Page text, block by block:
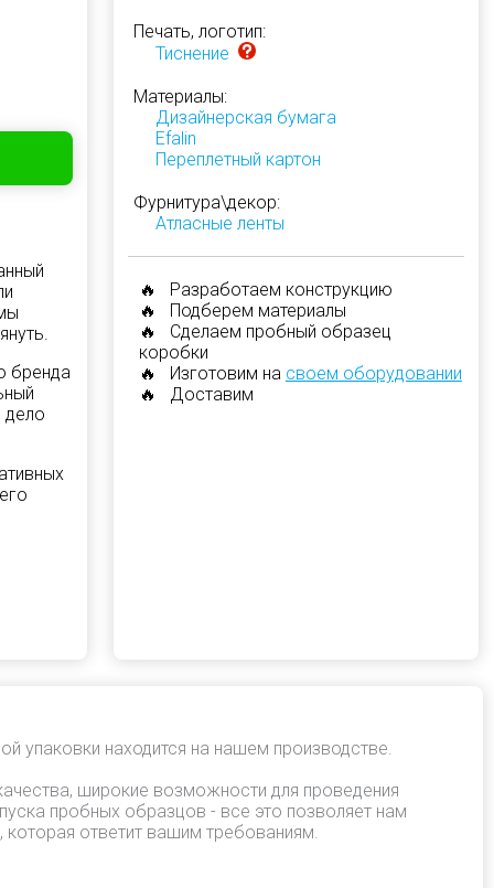
бренда
дело
Печать, логотип:
Тиснение
Материалы:
Дизайнерская бумага
Efalin
Переплетный картон
Фурнитура\декор:
Атласные ленты
🔥 Разработаем конструкцию
🔥 Подберем материалы
🔥 Сделаем пробный образец
коробки
🔥 Изготовим на своем оборудовании
🔥 Доставим
упаковки находится на нашем производстве.
широкие возможности для проведения
пробных образцов - все это позволяет нам
которая ответит вашим требованиям.